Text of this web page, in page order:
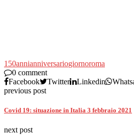
150annianniversariogiornoroma
0 comment
Facebook
Twitter Linkedin
previous post
Covid 19: situazione in Italia 3 febbraio 2021
next post